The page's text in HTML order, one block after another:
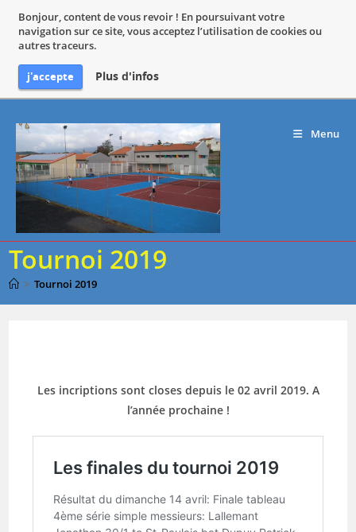
Bonjour, content de vous revoir ! En poursuivant votre
navigation sur ce site, vous acceptez l’utilisation de cookies ou
autres traceurs.
j'accepte Plus d'infos
content
Menu
Tournoi 2019
> Tournoi 2019
Les incriptions sont closes depuis le 02 avril 2019. A
l’année prochaine !